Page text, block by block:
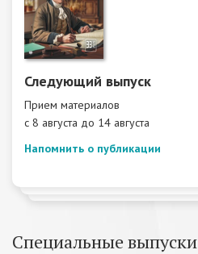
Следующий выпуск
Прием материалов
c 8 августа до 14 августа
Напомнить о публикации
Специальные выпуски